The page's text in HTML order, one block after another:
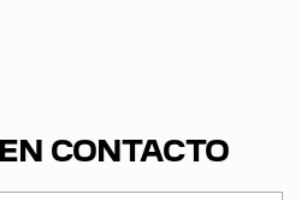
CONTACTO